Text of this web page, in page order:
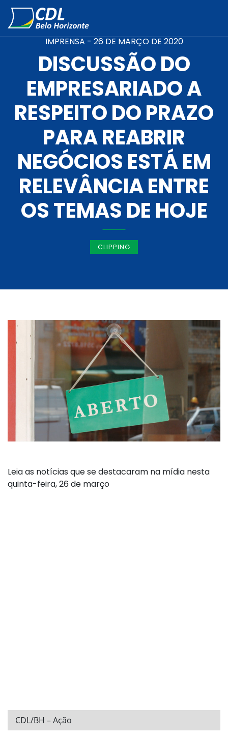
IMPRENSA - 26 DE MARÇO DE 2020
DISCUSSÃO DO
EMPRESARIADO A
RESPEITO DO PRAZO
PARA REABRIR
NEGÓCIOS ESTÁ EM
RELEVÂNCIA ENTRE
OS TEMAS DE HOJE
CLIPPING
Leia as notícias que se destacaram na mídia nesta
quinta-feira, 26 de março
CDL/BH – Ação